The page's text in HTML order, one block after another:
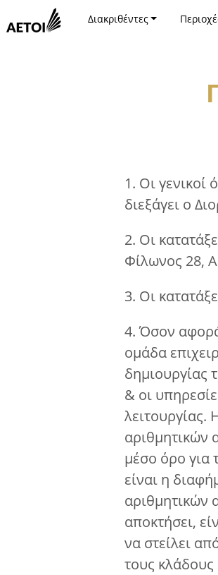
Διακριθέντες
1. Οι
διεξάγει ο
2. Οι
Φίλωνος 28,
3. Οι
4. Όσον αφορά
ομάδα
δημιουργίας
& οι
λειτουργίας.
αριθμητικών
μέσο όρο για
είναι η
αριθμητικών
αποκτήσει,
να στείλει
τους κλάδους